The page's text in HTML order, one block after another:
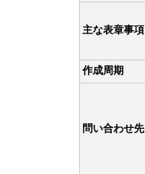
主な表章事項
作成周期
問い合わせ先